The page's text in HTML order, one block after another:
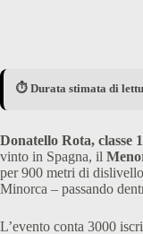
⏱️ Durata stimata di
Donatello Rota, classe
vinto in Spagna, il
per 900 metri di
Minorca – passando
L’evento conta 3000